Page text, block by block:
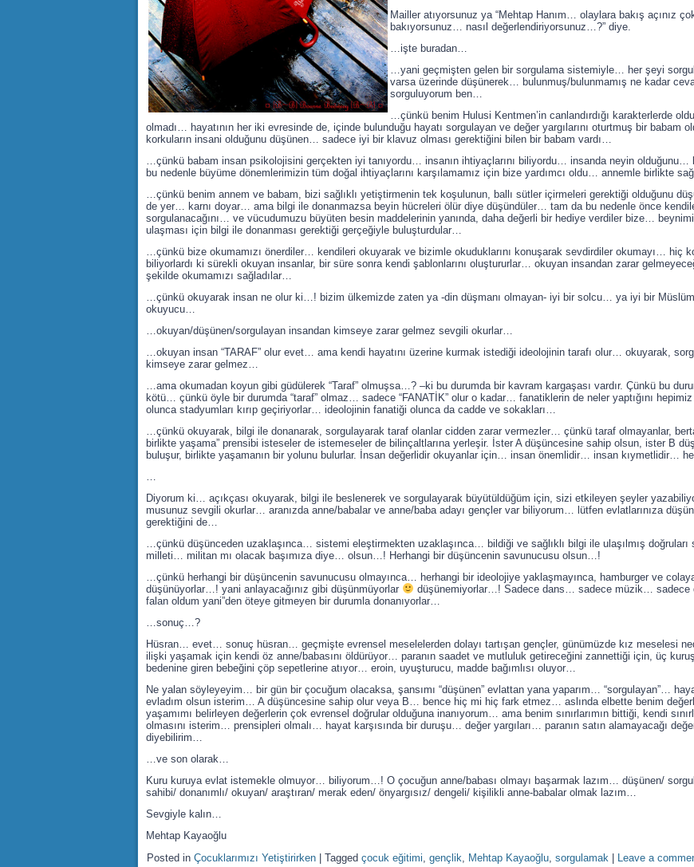
Mailler atıyorsunuz ya “Mehtap Hanım… olaylara bakış
bakıyorsunuz… nasıl değerlendiriyorsunuz…?” diye.
…işte buradan…
…yani geçmişten gelen bir sorgulama sistemiyle… her şeyi
varsa üzerinde düşünerek… bulunmuş/bulunmamış ne kadar
sorguluyorum ben…
…çünkü benim Hulusi Kentmen’in canlandırdığı karakterlerde
olmadı… hayatının her iki evresinde de, içinde bulunduğu hayatı sorgulayan ve değer yargılarını oturtmuş bir babam
korkuların insani olduğunu düşünen… sadece iyi bir klavuz olması gerektiğini bilen bir babam vardı…
…çünkü babam insan psikolojisini gerçekten iyi tanıyordu… insanın ihtiyaçlarını biliyordu… insanda neyin olduğunu…
bu nedenle büyüme dönemlerimizin tüm doğal ihtiyaçlarını karşılamamız için bize yardımcı oldu… annemle birlikte
…çünkü benim annem ve babam, bizi sağlıklı yetiştirmenin tek koşulunun, ballı sütler içirmeleri gerektiği olduğunu
de yer… karnı doyar… ama bilgi ile donanmazsa beyin hücreleri ölür diye düşündüler… tam da bu nedenle önce
sorgulanacağını… ve vücudumuzu büyüten besin maddelerinin yanında, daha değerli bir hediye verdiler bize…
ulaşması için bilgi ile donanması gerektiği gerçeğiyle buluşturdular…
…çünkü bize okumamızı önerdiler… kendileri okuyarak ve bizimle okuduklarını konuşarak sevdirdiler okumayı… hiç
biliyorlardı ki sürekli okuyan insanlar, bir süre sonra kendi şablonlarını oluştururlar… okuyan insandan zarar
şekilde okumamızı sağladılar…
…çünkü okuyarak insan ne olur ki…! bizim ülkemizde zaten ya -din düşmanı olmayan- iyi bir solcu… ya iyi bir
okuyucu…
…okuyan/düşünen/sorgulayan insandan kimseye zarar gelmez sevgili okurlar…
…okuyan insan “TARAF” olur evet… ama kendi hayatını üzerine kurmak istediği ideolojinin tarafı olur… okuyarak,
kimseye zarar gelmez…
…ama okumadan koyun gibi güdülerek “Taraf” olmuşsa…? –ki bu durumda bir kavram kargaşası vardır. Çünkü bu
kötü… çünkü öyle bir durumda “taraf” olmaz… sadece “FANATİK” olur o kadar… fanatiklerin de neler yaptığını
olunca stadyumları kırıp geçiriyorlar… ideolojinin fanatiği olunca da cadde ve sokakları…
…çünkü okuyarak, bilgi ile donanarak, sorgulayarak taraf olanlar cidden zarar vermezler… çünkü taraf olmayanlar,
birlikte yaşama” prensibi isteseler de istemeseler de bilinçaltlarına yerleşir. İster A düşüncesine sahip olsun, ister B
buluşur, birlikte yaşamanın bir yolunu bulurlar. İnsan değerlidir okuyanlar için… insan önemlidir… insan kıymetlidir…
…
Diyorum ki… açıkçası okuyarak, bilgi ile beslenerek ve sorgulayarak büyütüldüğüm için, sizi etkileyen şeyler
musunuz sevgili okurlar… aranızda anne/babalar ve anne/baba adayı gençler var biliyorum… lütfen evlatlarınıza
gerektiğini de…
…çünkü düşünceden uzaklaşınca… sistemi eleştirmekten uzaklaşınca… bildiği ve sağlıklı bilgi ile ulaşılmış
milleti… militan mı olacak başımıza diye… olsun…! Herhangi bir düşüncenin savunucusu olsun…!
…çünkü herhangi bir düşüncenin savunucusu olmayınca… herhangi bir ideolojiye yaklaşmayınca, hamburger ve
düşünüyorlar…! yani anlayacağınız gibi düşünmüyorlar
düşünemiyorlar…! Sadece dans… sadece müzik…
falan oldum yani”den öteye gitmeyen bir durumla donanıyorlar…
…sonuç…?
Hüsran… evet… sonuç hüsran… geçmişte evrensel meselelerden dolayı tartışan gençler, günümüzde kız meselesi
ilişki yaşamak için kendi öz anne/babasını öldürüyor… paranın saadet ve mutluluk getireceğini zannettiği için, üç
bedenine giren bebeğini çöp sepetlerine atıyor… eroin, uyuşturucu, madde bağımlısı oluyor…
Ne yalan söyleyeyim… bir gün bir çocuğum olacaksa, şansımı “düşünen” evlattan yana yaparım… “sorgulayan”…
evladım olsun isterim… A düşüncesine sahip olur veya B… bence hiç mi hiç fark etmez… aslında elbette benim
yaşamımı belirleyen değerlerin çok evrensel doğrular olduğuna inanıyorum… ama benim sınırlarımın bittiği, kendi
olmasını isterim… prensipleri olmalı… hayat karşısında bir duruşu… değer yargıları… paranın satın alamayacağı
diyebilirim…
…ve son olarak…
Kuru kuruya evlat istemekle olmuyor… biliyorum…! O çocuğun anne/babası olmayı başarmak lazım… düşünen/
sahibi/ donanımlı/ okuyan/ araştıran/ merak eden/ önyargısız/ dengeli/ kişilikli anne-babalar olmak lazım…
Sevgiyle kalın…
Mehtap Kayaoğlu
Posted in Çocuklarımızı Yetiştirirken Tagged çocuk eğitimi, gençlik, Mehtap Kayaoğlu, sorgulamak Leave a